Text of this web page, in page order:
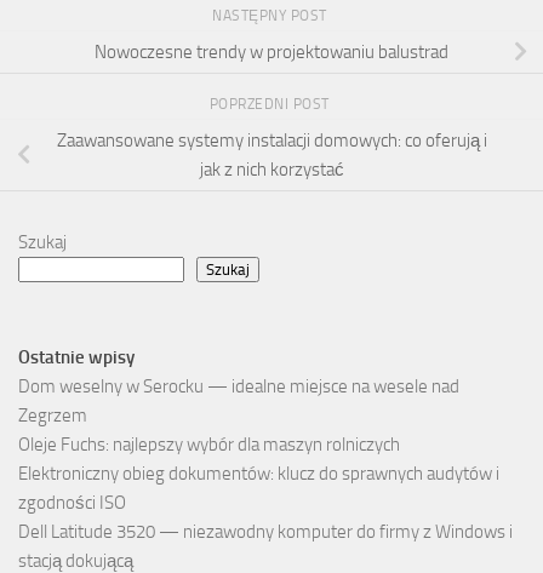
NASTĘPNY POST
Nowoczesne trendy w projektowaniu balustrad
POPRZEDNI POST
Zaawansowane systemy instalacji domowych: co oferują i
jak z nich korzystać
Szukaj
Szukaj
Ostatnie wpisy
Dom weselny w Serocku — idealne miejsce na wesele nad
Zegrzem
Oleje Fuchs: najlepszy wybór dla maszyn rolniczych
Elektroniczny obieg dokumentów: klucz do sprawnych audytów i
zgodności ISO
Dell Latitude 3520 — niezawodny komputer do firmy z Windows i
stacją dokującą